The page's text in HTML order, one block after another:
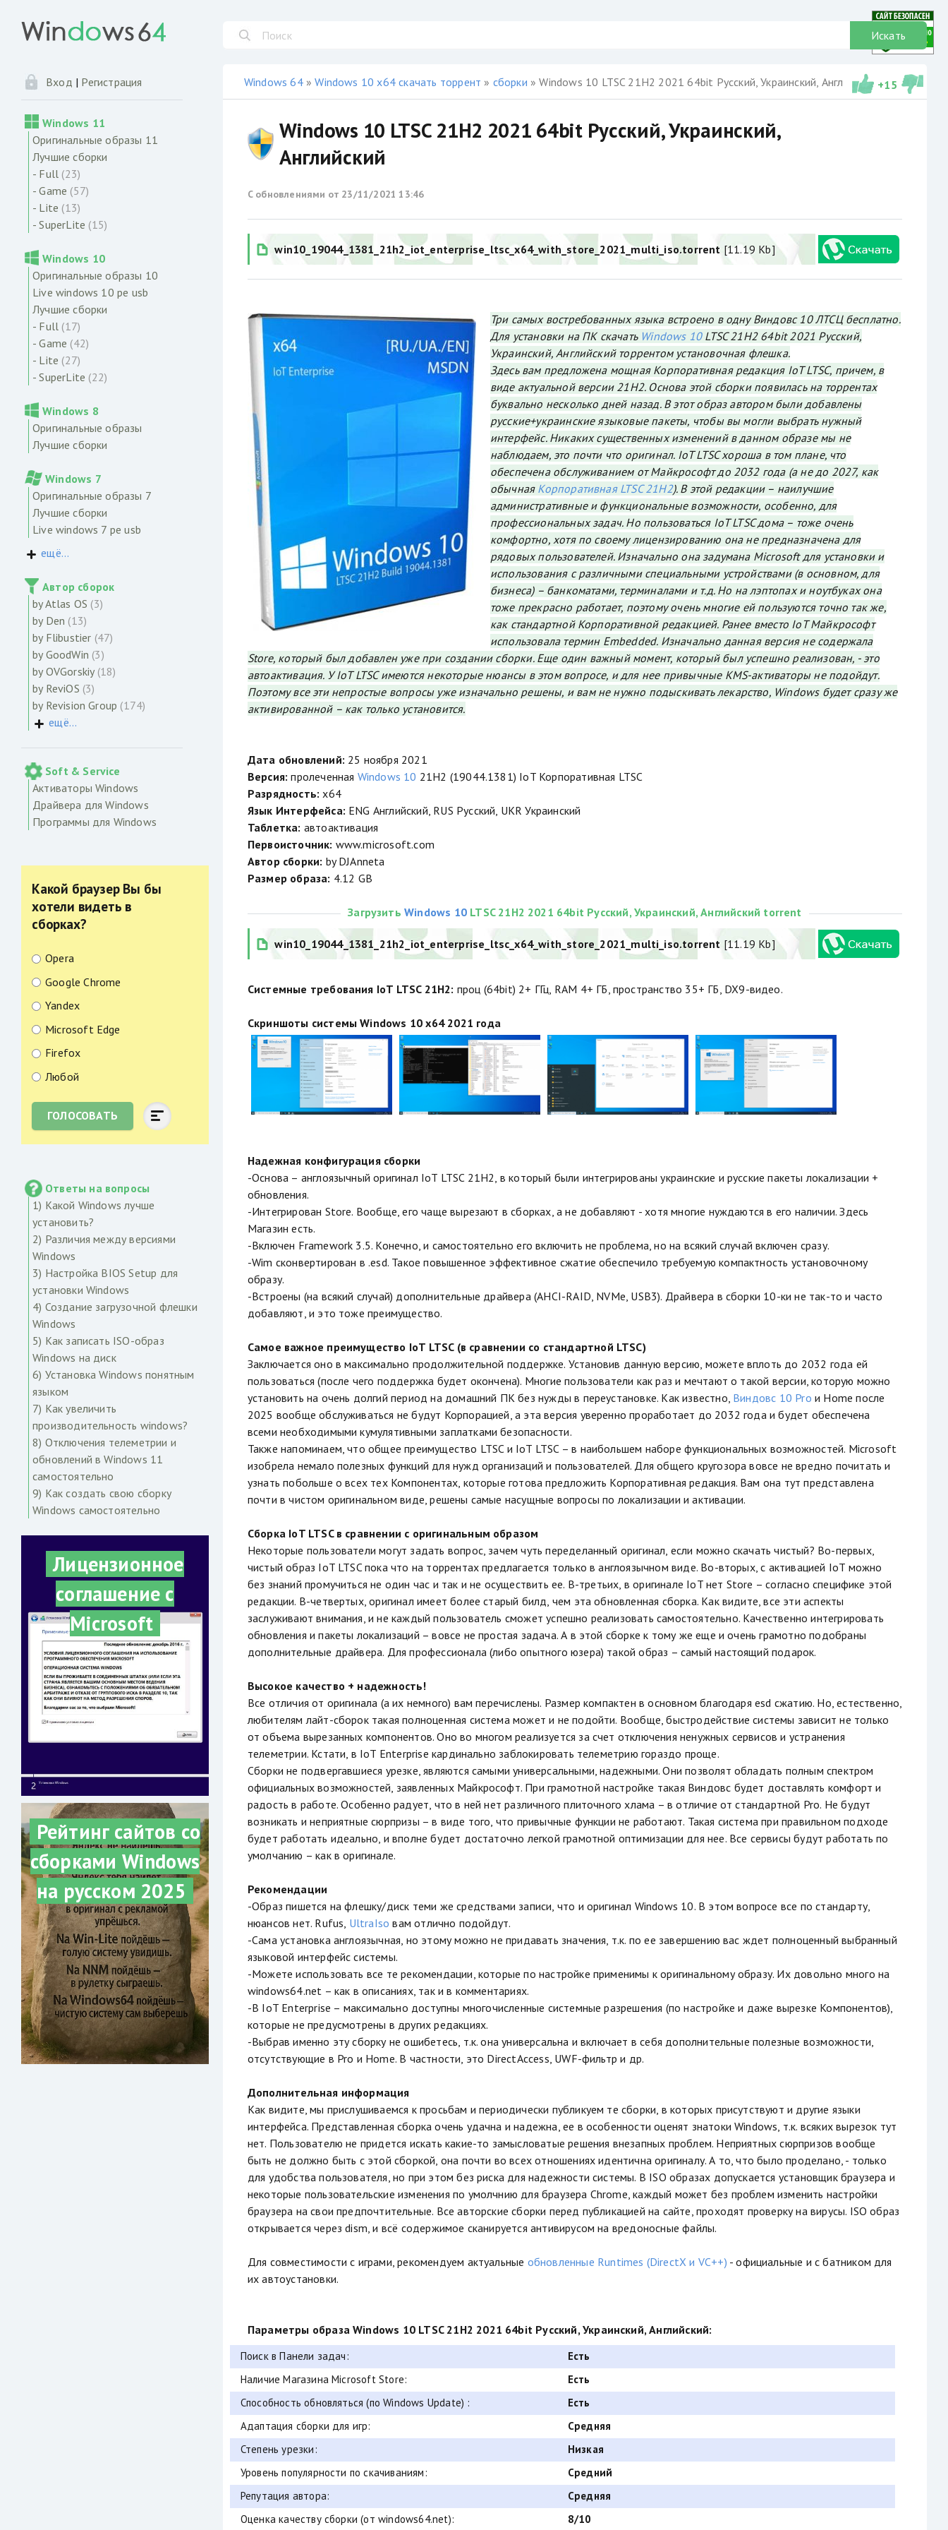
Искать
Windows 64»Windows 10 x64 скачать торрент » сборки » Windows 10 LTSC 21H2 2021 64bit Русский, Украинский, Английский +15
Windows 10 LTSC 21H2 2021 64bit Русский, Украинский,
Английский
С обновлениями от 23/11/2021 13:46
win10_19044_1381_21h2_iot_enterprise_ltsc_x64_with_store_2021_multi_iso.torrent [11.19 Kb]
Три самых востребованных языка встроено в одну Виндовс 10 ЛТСЦ бесплатно.
Для установки на ПК скачать Windows 10LTSC 21H2 64bit 2021 Русский,
Украинский, Английский торрентом установочная флешка.
Здесь вам предложена мощная Корпоративная редакция IoT LTSC, причем, в
виде актуальной версии 21H2. Основа этой сборки появилась на торрентах
буквально несколько дней назад. В этот образ автором были добавлены
русские+украинские языковые пакеты, чтобы вы могли выбрать нужный
интерфейс. Никаких существенных изменений в данном образе мы не
наблюдаем, это почти что оригинал. IoT LTSC хороша в том плане, что
обеспечена обслуживанием от Майкрософт до 2032 года (а не до 2027, как
обычная Корпоративная LTSC 21H2). В этой редакции – наилучшие
административные и функциональные возможности, особенно, для
профессиональных задач. Но пользоваться IoT LTSC дома – тоже очень
комфортно, хотя по своему лицензированию она не предназначена для
рядовых пользователей. Изначально она задумана Microsoft для установки и
использования с различными специальными устройствами (в основном, для
бизнеса) – банкоматами, терминалами и т.д. Но на лэптопах и ноутбуках она
тоже прекрасно работает, поэтому очень многие ей пользуются точно так же,
как стандартной Корпоративной редакцией. Ранее вместо IoT Майкрософт
использовала термин Embedded. Изначально данная версия не содержала
Store, который был добавлен уже при создании сборки. Еще один важный момент, который был успешно реализован, - это
автоактивация. У IoT LTSC имеются некоторые нюансы в этом вопросе, и для нее привычные KMS-активаторы не подойдут.
Поэтому все эти непростые вопросы уже изначально решены, и вам не нужно подыскивать лекарство, Windows будет сразу же
активированной – как только установится.
Дата обновлений: 25 ноября 2021
Версия: пролеченная Windows 10 21H2 (19044.1381) IoT Корпоративная LTSC
Разрядность: х64
Язык Интерфейса: ENG Английский, RUS Русский, UKR Украинский
Таблетка: автоактивация
Первоисточник: www.microsoft.com
Автор сборки: by DJAnneta
Размер образа: 4.12 GB
ЗагрузитьWindows 10LTSC 21H2 2021 64bit Русский, Украинский, Английский torrent
win10_19044_1381_21h2_iot_enterprise_ltsc_x64_with_store_2021_multi_iso.torrent [11.19 Kb]
Системные требования IoT LTSC 21H2: проц (64bit) 2+ ГГц, RAM 4+ ГБ, пространство 35+ ГБ, DX9-видео.
Скриншоты системы Windows 10 x64 2021 года
Надежная конфигурация сборки
-Основа – англоязычный оригинал IoT LTSC 21H2, в который были интегрированы украинские и русские пакеты локализации +
обновления.
-Интегрирован Store. Вообще, его чаще вырезают в сборках, а не добавляют - хотя многие нуждаются в его наличии. Здесь
Магазин есть.
-Включен Framework 3.5. Конечно, и самостоятельно его включить не проблема, но на всякий случай включен сразу.
-Wim сконвертирован в .esd. Такое повышенное эффективное сжатие обеспечило требуемую компактность установочному
образу.
-Встроены (на всякий случай) дополнительные драйвера (AHCI-RAID, NVMe, USB3). Драйвера в сборки 10-ки не так-то и часто
добавляют, и это тоже преимущество.
Самое важное преимущество IoT LTSC (в сравнении со стандартной LTSC)
Заключается оно в максимально продолжительной поддержке. Установив данную версию, можете вплоть до 2032 года ей
пользоваться (после чего поддержка будет окончена). Многие пользователи как раз и мечтают о такой версии, которую можно
установить на очень долгий период на домашний ПК без нужды в переустановке. Как известно, Виндовс 10 Pro и Home после
2025 вообще обслуживаться не будут Корпорацией, а эта версия уверенно проработает до 2032 года и будет обеспечена
всеми необходимыми кумулятивными заплатками безопасности.
Также напоминаем, что общее преимущество LTSC и IoT LTSC – в наибольшем наборе функциональных возможностей. Microsoft
изобрела немало полезных функций для нужд организаций и пользователей. Для общего кругозора вовсе не вредно почитать и
узнать побольше о всех тех Компонентах, которые готова предложить Корпоративная редакция. Вам она тут представлена
почти в чистом оригинальном виде, решены самые насущные вопросы по локализации и активации.
Сборка IoT LTSC в сравнении с оригинальным образом
Некоторые пользователи могут задать вопрос, зачем чуть переделанный оригинал, если можно скачать чистый? Во-первых,
чистый образ IoT LTSC пока что на торрентах предлагается только в англоязычном виде. Во-вторых, с активацией IoT можно
без знаний промучиться не один час и так и не осуществить ее. В-третьих, в оригинале IoT нет Store – согласно специфике этой
редакции. В-четвертых, оригинал имеет более старый билд, чем эта обновленная сборка. Как видите, все эти аспекты
заслуживают внимания, и не каждый пользователь сможет успешно реализовать самостоятельно. Качественно интегрировать
обновления и пакеты локализаций – вовсе не простая задача. А в этой сборке к тому же еще и очень грамотно подобраны
дополнительные драйвера. Для профессионала (либо опытного юзера) такой образ – самый настоящий подарок.
Высокое качество + надежность!
Все отличия от оригинала (а их немного) вам перечислены. Размер компактен в основном благодаря esd сжатию. Но, естественно,
любителям лайт-сборок такая полноценная система может и не подойти. Вообще, быстродействие системы зависит не только
от объема вырезанных компонентов. Оно во многом реализуется за счет отключения ненужных сервисов и устранения
телеметрии. Кстати, в IoT Enterprise кардинально заблокировать телеметрию гораздо проще.
Сборки не подвергавшиеся урезке, являются самыми универсальными, надежными. Они позволят обладать полным спектром
официальных возможностей, заявленных Майкрософт. При грамотной настройке такая Виндовс будет доставлять комфорт и
радость в работе. Особенно радует, что в ней нет различного плиточного хлама – в отличие от стандартной Pro. Не будут
возникать и неприятные сюрпризы – в виде того, что привычные функции не работают. Такая система при правильном подходе
будет работать идеально, и вполне будет достаточно легкой грамотной оптимизации для нее. Все сервисы будут работать по
умолчанию – как в оригинале.
Рекомендации
-Образ пишется на флешку/диск теми же средствами записи, что и оригинал Windows 10. В этом вопросе все по стандарту,
нюансов нет. Rufus, UltraIso вам отлично подойдут.
-Сама установка англоязычная, но этому можно не придавать значения, т.к. по ее завершению вас ждет полноценный выбранный
языковой интерфейс системы.
-Можете использовать все те рекомендации, которые по настройке применимы к оригинальному образу. Их довольно много на
windows64.net – как в описаниях, так и в комментариях.
-В IoT Enterprise – максимально доступны многочисленные системные разрешения (по настройке и даже вырезке Компонентов),
которые не предусмотрены в других редакциях.
-Выбрав именно эту сборку не ошибетесь, т.к. она универсальна и включает в себя дополнительные полезные возможности,
отсутствующие в Pro и Home. В частности, это DirectAccess, UWF-фильтр и др.
Дополнительная информация
Как видите, мы прислушиваемся к просьбам и периодически публикуем те сборки, в которых присутствуют и другие языки
интерфейса. Представленная сборка очень удачна и надежна, ее в особенности оценят знатоки Windows, т.к. всяких вырезок тут
нет. Пользователю не придется искать какие-то замысловатые решения внезапных проблем. Неприятных сюрпризов вообще
быть не должно быть с этой сборкой, она почти во всех отношениях идентична оригиналу. А то, что было проделано, - только
для удобства пользователя, но при этом без риска для надежности системы. В ISO образах допускается установщик браузера и
некоторые пользовательские изменения по умолчнию для браузера Chrome, каждый может без проблем изменить настройки
браузера на свои предпочтительные. Все авторские сборки перед публикацией на сайте, проходят проверку на вирусы. ISO образ
открывается через dism, и всё содержимое сканируется антивирусом на вредоносные файлы.
Для совместимости с играми, рекомендуем актуальные обновленные Runtimes (DirectX и VC++) - официальные и с батником для
их автоустановки.
Параметры образа Windows 10 LTSC 21H2 2021 64bit Русский, Украинский, Английский:
Поиск в Панели задач:
Есть
Наличие Магазина Microsoft Store:
Есть
Способность обновляться (по Windows Update) :
Есть
Адаптация сборки для игр:
Средняя
Степень урезки:
Низкая
Уровень популярности по скачиваниям:
Средний
Репутация автора:
Средняя
Оценка качеству сборки (от windows64.net):
8/10
Вход | Регистрация
Windows 11
Оригинальные образы 11
Лучшие сборки
- Full (23)
- Game (57)
- Lite (13)
- SuperLite (15)
Windows 10
Оригинальные образы 10
Live windows 10 pe usb
Лучшие сборки
- Full (17)
- Game (42)
- Lite (27)
- SuperLite (22)
Windows 8
Оригинальные образы
Лучшие сборки
Windows 7
Оригинальные образы 7
Лучшие сборки
Live windows 7 pe usb
ещё...
Автор сборок
by Atlas OS (3)
by Den (13)
by Flibustier (47)
by GoodWin (3)
by OVGorskiy (18)
by ReviOS (3)
by Revision Group (174)
ещё...
Soft & Service
Активаторы Windows
Драйвера для Windows
Программы для Windows
Какой браузер Вы бы
хотели видеть в
сборках?
Opera
Google Chrome
Yandex
Microsoft Edge
Firefox
Любой
ГОЛОСОВАТЬ
Ответы на вопросы
1) Какой Windows лучше
установить?
2) Различия между версиями
Windows
3) Настройка BIOS Setup для
установки Windows
4) Создание загрузочной флешки
Windows
5) Как записать ISO-образ
Windows на диск
6) Установка Windows понятным
языком
7) Как увеличить
производительность windows?
8) Отключения телеметрии и
обновлений в Windows 11
самостоятельно
9) Как создать свою сборку
Windows самостоятельно
Лицензионное
соглашение с
Microsoft
Рейтинг сайтов со
сборками Windows
на русском 2025